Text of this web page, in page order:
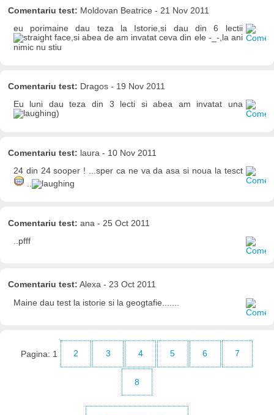
Comentariu test: Moldovan Beatrice - 21 Nov 2011
eu porimaine dau teza la Istorie,si dau din 6 lectii
,si abea de am invatat ceva din ele -_-,la ani
nimic nu stiu
Comentariu test: Dragos - 19 Nov 2011
Eu luni dau teza din 3 lecti si abea am invatat una
)
Comentariu test: laura - 10 Nov 2011
24 din 24 sooper ! ...sper ca ne va da asa si noua la tesct
Comentariu test: ana - 25 Oct 2011
..pfff
Comentariu test: Alexa - 23 Oct 2011
Maine dau test la istorie si la geogtafie.......
Pagina: 1 2 3 4 5 6 7
8